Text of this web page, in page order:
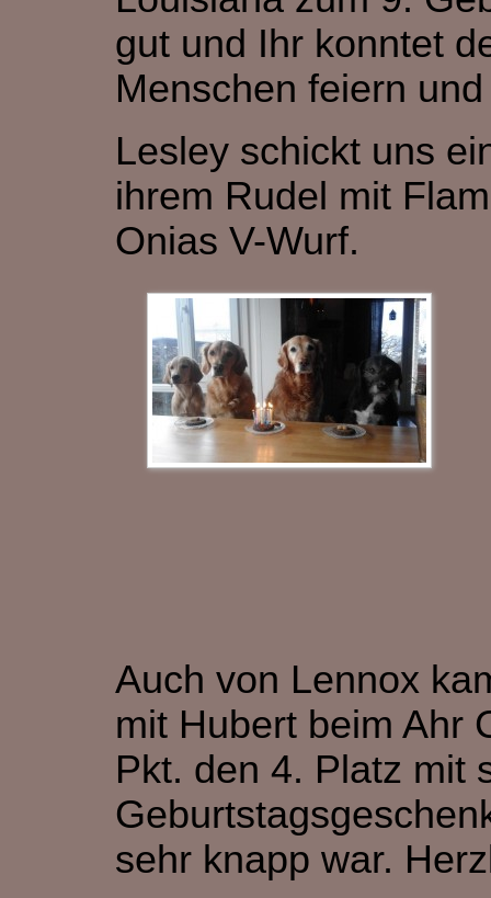
gut und Ihr konntet
Menschen feiern
Lesley schickt uns
ihrem Rudel mit
Onias V-Wurf.
Auch von Lennox
mit Hubert beim Ahr
Pkt. den 4. Platz mit
sehr knapp war.